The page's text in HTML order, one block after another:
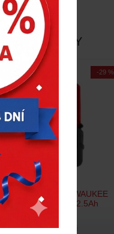
NOVINKY
-29 %
Akumulátor MILWAUKEE
M12 HB2.5 – 2.5Ah
2 019 Kč